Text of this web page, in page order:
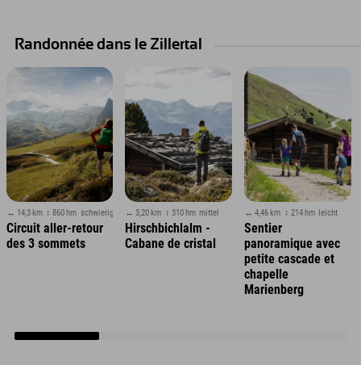
Randonnée dans le Zillertal
↔ 14,3 km ↕ 860 hm schwierig
Circuit aller-retour
des 3 sommets
↔ 3,20 km ↕ 310 hm mittel
Hirschbichlalm -
Cabane de cristal
↔ 4,46 km ↕ 214 hm leicht
Sentier
panoramique avec
petite cascade et
chapelle
Marienberg